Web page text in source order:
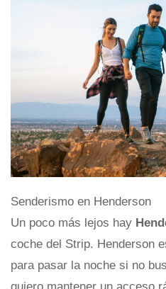
Senderismo en Henderson
Un poco más lejos hay
coche del Strip. Henderson
para pasar la noche si no